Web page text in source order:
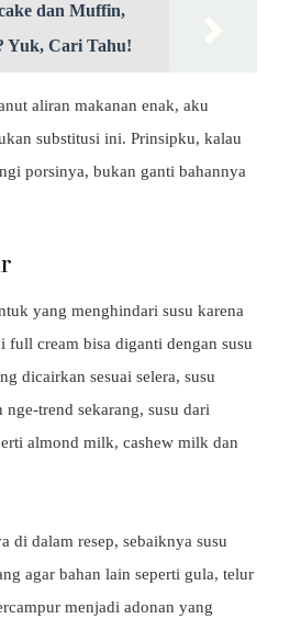
dan Muffin,
Yuk, Cari Tahu!
aliran makanan enak, aku
substitusi ini. Prinsipku, kalau
porsinya, bukan ganti bahannya
yang menghindari susu karena
full cream bisa diganti dengan susu
dicairkan sesuai selera, susu
trend sekarang, susu dari
almond milk, cashew milk dan
di dalam resep, sebaiknya susu
agar bahan lain seperti gula, telur
menjadi adonan yang